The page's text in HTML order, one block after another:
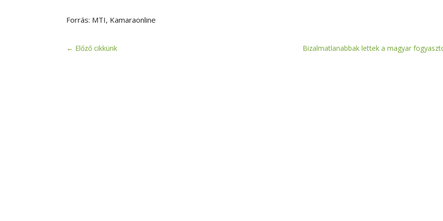
Forrás: MTI, Kamaraonline
← Előző cikkünk Bizalmatlanabbak lettek a magyar